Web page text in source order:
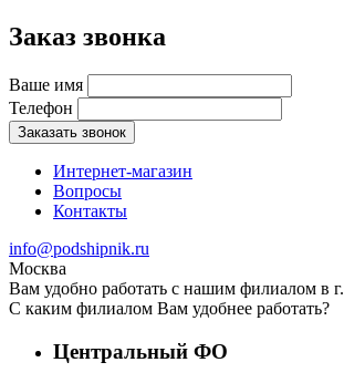
Заказ звонка
Ваше имя
Телефон
Заказать звонок
Интернет-магазин
Вопросы
Контакты
info@podshipnik.ru
Москва
Вам удобно работать с нашим филиалом в г.
С каким филиалом Вам удобнее работать?
Центральный ФО